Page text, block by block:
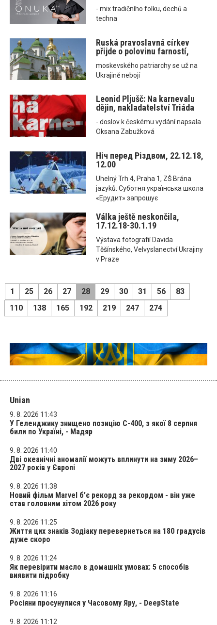
- mix tradičního folku, dechů a
techna
Ruská pravoslavná církev
přijde o polovinu farností,
moskevského patriarchy se už na
Ukrajině nebojí
Leonid Pljušč: Na karnevalu
dějin, nakladatelství Triáda
- doslov k českému vydání napsala
Oksana Zabužková
Ніч перед Різдвом, 22.12.18,
12.00
Uhelný Trh 4, Praha 1, ZŠ Brána
jazyků. Суботня українська школа
«Ерудит» запрошує
Válka ještě neskončila,
17.12.18-30.1.19
Výstava fotografií Davida
Těšínského, Velvyslanectví Ukrajiny
v Praze
1 25 26 27 28 29 30 31 56
83
110
138 165 192 219 247 274
Unian
9. 8. 2026 11:43
У Геленджику знищено позицію С-400, з якої 8 серпня
били по Україні, - Мадяр
9. 8. 2026 11:40
Дві океанічні аномалії можуть вплинути на зиму 2026–
2027 років у Європі
9. 8. 2026 11:38
Новий фільм Marvel б’є рекорд за рекордом - він уже
став головним хітом 2026 року
9. 8. 2026 11:25
Життя цих знаків Зодіаку перевернеться на 180 градусів
дуже скоро
9. 8. 2026 11:24
Як перевірити масло в домашніх умовах: 5 способів
виявити підробку
9. 8. 2026 11:16
Росіяни просунулися у Часовому Яру, - DeepState
9. 8. 2026 11:12